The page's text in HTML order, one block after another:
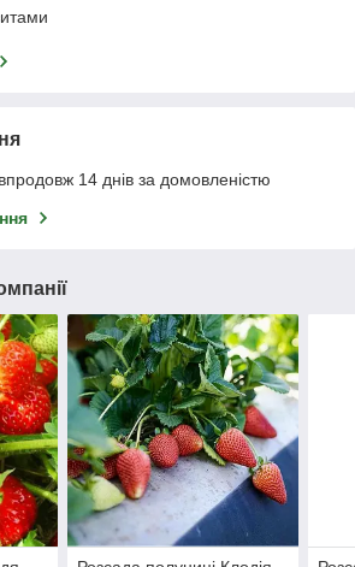
14 днів за домовленістю